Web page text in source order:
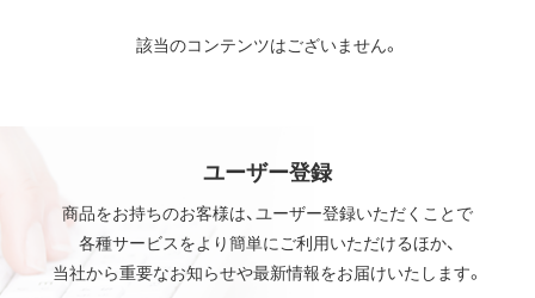
該当のコンテンツはございません。
ユーザー登録
商品をお持ちのお客様は、ユーザー登録いただくことで
各種サービスをより簡単にご利用いただけるほか、
当社から重要なお知らせや最新情報をお届けいたします。